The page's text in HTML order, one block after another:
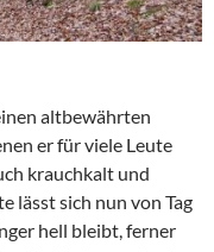
altbewährten
er für viele Leute
krauchkalt und
lässt sich nun von Tag
hell bleibt, ferner